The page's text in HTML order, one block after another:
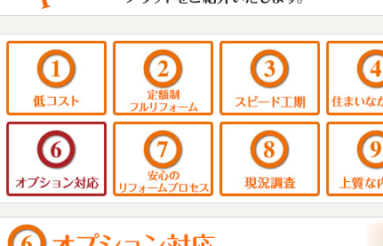
MENU 1 MENU 3